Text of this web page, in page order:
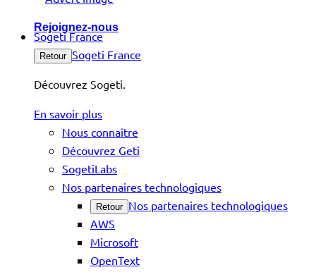
Rejoignez-nous
Sogeti France
Retour Sogeti France
Découvrez Sogeti.
En savoir plus
Nous connaître
Découvrez Geti
SogetiLabs
Nos partenaires technologiques
Retour Nos partenaires technologiques
AWS
Microsoft
OpenText